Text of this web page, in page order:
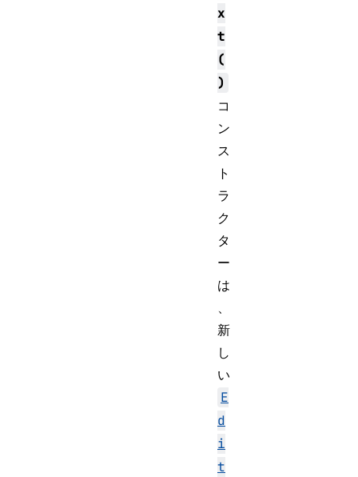
x
t
(
)
コ
ン
ス
ト
ラ
ク
タ
ー
は
、
新
し
い
E
d
i
t